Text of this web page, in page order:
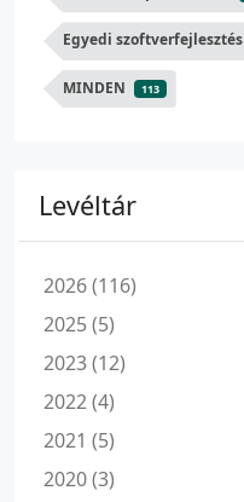
Egyedi szoftverfejlesztés
MINDEN 113
Levéltár
2026 (116)
2025 (5)
2023 (12)
2022 (4)
2021 (5)
2020 (3)